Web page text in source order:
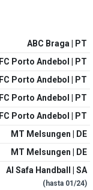
ABC Braga | PT
FC Porto Andebol | PT
FC Porto Andebol | PT
FC Porto Andebol | PT
FC Porto Andebol | PT
MT Melsungen | DE
MT Melsungen | DE
Al Safa Handball | SA
(hasta 01/24)